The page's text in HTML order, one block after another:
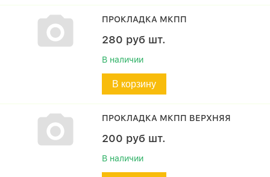
ПРОКЛАДКА МКПП
280 руб шт.
В наличии
В корзину
ПРОКЛАДКА МКПП ВЕРХНЯЯ
200 руб шт.
В наличии